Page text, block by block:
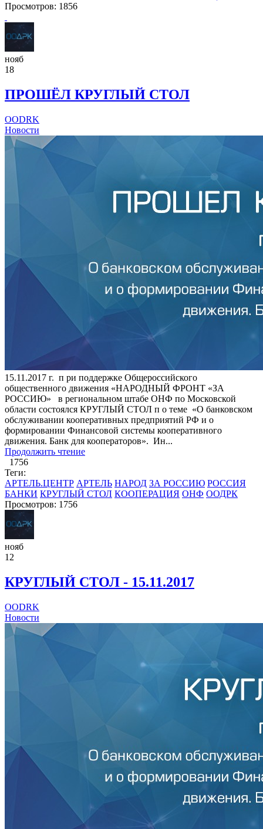
Просмотров: 1856
нояб
18
ПРОШЁЛ КРУГЛЫЙ СТОЛ
OODRK
Новости
15.11.2017 г. ​п ри поддержке Общероссийского
общественного движения «НАРОДНЫЙ ФРОНТ «ЗА
РОССИЮ» ​ в региональном штабе ОНФ по Московской
области состоялся КРУГЛЫЙ СТОЛ п о теме «О банковском
обслуживании кооперативных предприятий РФ и о
формировании Финансовой системы кооперативного
движения. Банк для кооператоров». Ин...
Продолжить чтение
1756
Теги:
АРТЕЛЬ.ЦЕНТР АРТЕЛЬ НАРОД ЗА РОССИЮ РОССИЯ
БАНКИ КРУГЛЫЙ СТОЛ КООПЕРАЦИЯ ОНФ ООДРК
Просмотров: 1756
нояб
12
КРУГЛЫЙ СТОЛ - 15.11.2017
OODRK
Новости